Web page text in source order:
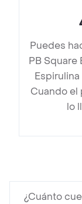
Puedes
PB Square
Cuando
lo
¿Cuánto